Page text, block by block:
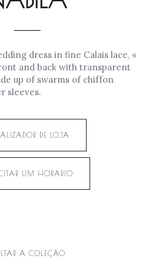
dress in fine Calais lace, «
and back with transparent
up of swarms of chiffon
sleeves.
DE LOJA
UM HORARIO
A COLEÇÃO